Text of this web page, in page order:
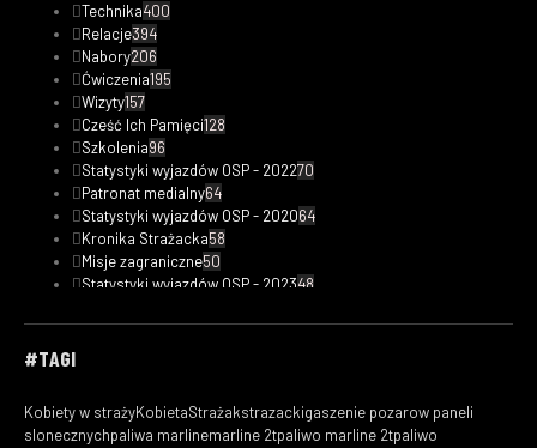
Technika400
Relacje394
Nabory206
Ćwiczenia195
Wizyty157
Cześć Ich Pamięci128
Szkolenia96
Statystyki wyjazdów OSP - 202270
Patronat medialny64
Statystyki wyjazdów OSP - 202064
Kronika Strażacka58
Misje zagraniczne50
Statystyki wyjazdów OSP - 202348
Fotorelacje33
Statystyki wyjazdów OSP - 201918
Wasze16
#TAGI
Kobiety w strażyKobietaStrażakstrazackigaszenie pozarow paneli
slonecznychpaliwa marlinemarline 2tpaliwo marline 2tpaliwo